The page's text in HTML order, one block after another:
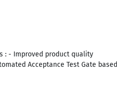
: - Improved product quality
Acceptance Test Gate based